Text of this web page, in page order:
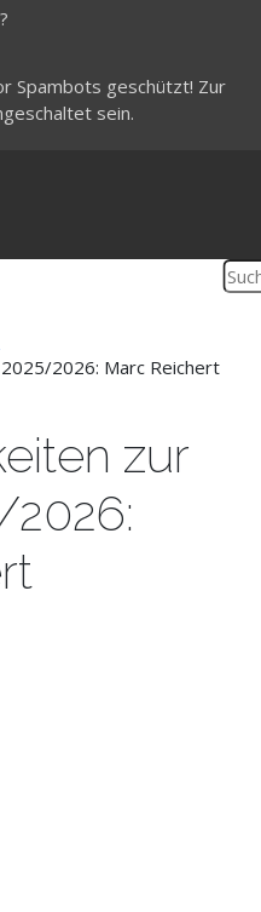
?
Spambots geschützt! Zur
sein.
2026: Marc Reichert
zur